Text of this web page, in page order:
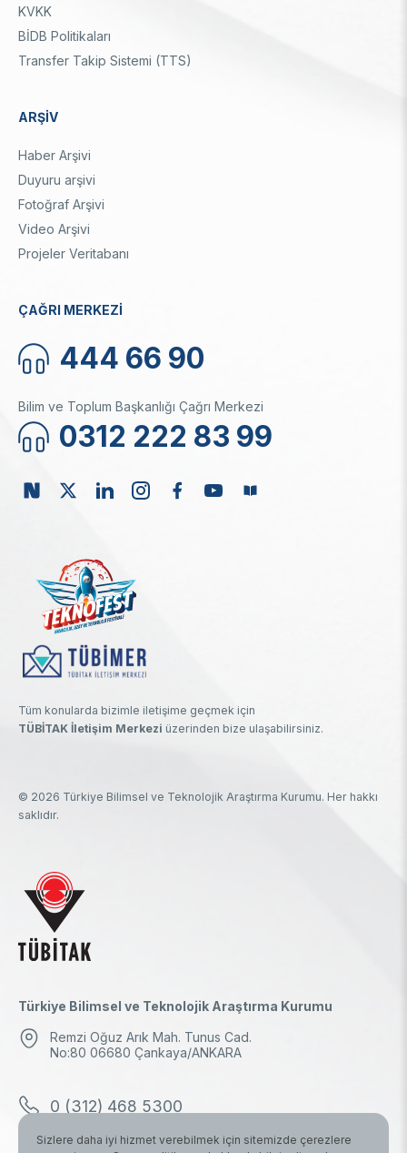
KVKK
BİDB Politikaları
Transfer Takip Sistemi (TTS)
ARŞİV
Haber Arşivi
Duyuru arşivi
Fotoğraf Arşivi
Video Arşivi
Projeler Veritabanı
ÇAĞRI MERKEZİ
444 66 90
Bilim ve Toplum Başkanlığı Çağrı Merkezi
0312 222 83 99
Tüm konularda bizimle iletişime geçmek için
TÜBİTAK İletişim Merkezi üzerinden bize ulaşabilirsiniz.
© 2026 Türkiye Bilimsel ve Teknolojik Araştırma Kurumu. Her hakkı
saklıdır.
Türkiye Bilimsel ve Teknolojik Araştırma Kurumu
Remzi Oğuz Arık Mah. Tunus Cad.
No:80 06680 Çankaya/ANKARA
0 (312) 468 5300
0 (312) 298 1000
Sizlere daha iyi hizmet verebilmek için sitemizde çerezlere